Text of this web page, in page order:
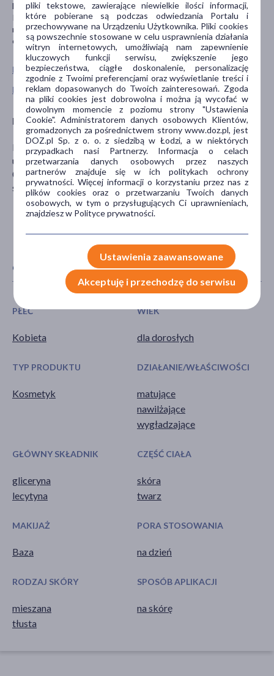
Pokaż wszystkie produkty BELL PROFESSIONAL
Pokaż wszystkie produkty linii Pro marki Bell Professional
Podmiot odpowiedzialny
BELL COSMETICS SP. Z O.O.
ul. Graniczna 79G
05-410 Józefów
sklep@bell.com.pl
Do użytku zewnętrznego. Unikać kontaktu z oczami.
Przechowywać w temperaturze pokojowej. Produkt wegański,
nietestowany na zwierzętach. Zawiera kompozycję zapachową –
osoby wrażliwe powinny wykonać próbę uczuleniową.
CECHY PRODUKTU
PŁEĆ
Kobieta
WIEK
dla dorosłych
TYP PRODUKTU
Kosmetyk
DZIAŁANIE/WŁAŚCIWOŚCI
matujące
nawilżające
wygładzające
GŁÓWNY SKŁADNIK
gliceryna
lecytyna
CZĘŚĆ CIAŁA
skóra
twarz
MAKIJAŻ
Baza
PORA STOSOWANIA
na dzień
RODZAJ SKÓRY
mieszana
tłusta
SPOSÓB APLIKACJI
na skórę
pliki tekstowe, zawierające niewielkie ilości informacji,
które pobierane są podczas odwiedzania Portalu i
przechowywane na Urządzeniu Użytkownika. Pliki cookies
są powszechnie stosowane w celu usprawnienia działania
witryn internetowych, umożliwiają nam zapewnienie
kluczowych funkcji serwisu, zwiększenie jego
bezpieczeństwa, ciągłe doskonalenie, personalizację
zgodnie z Twoimi preferencjami oraz wyświetlanie treści i
reklam dopasowanych do Twoich zainteresowań. Zgoda
na pliki cookies jest dobrowolna i można ją wycofać w
dowolnym momencie z poziomu strony "Ustawienia
Cookie". Administratorem danych osobowych Klientów,
gromadzonych za pośrednictwem strony www.doz.pl, jest
DOZ.pl Sp. z o. o. z siedzibą w Łodzi, a w niektórych
przypadkach nasi Partnerzy. Informacja o celach
przetwarzania danych osobowych przez naszych
partnerów znajduje się w ich politykach ochrony
prywatności. Więcej informacji o korzystaniu przez nas z
plików cookies oraz o przetwarzaniu Twoich danych
osobowych, w tym o przysługujących Ci uprawnieniach,
znajdziesz w Polityce prywatności.
Ustawienia zaawansowane
Akceptuję i przechodzę do serwisu